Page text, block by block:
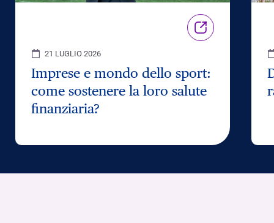
21 LUGLIO 2026
Imprese e mondo dello sport:
come sostenere la loro salute
finanziaria?